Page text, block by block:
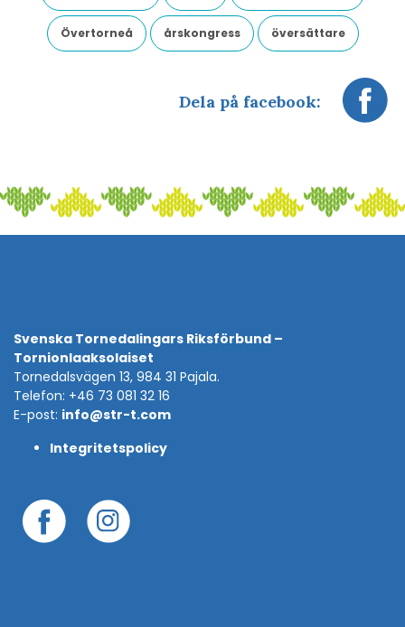
Övertorneå årskongress översättare
Dela på facebook:
Svenska Tornedalingars Riksförbund –
Tornionlaaksolaiset
Tornedalsvägen 13, 984 31 Pajala.
Telefon: +46 73 081 32 16
E-post: info@str-t.com
Integritetspolicy